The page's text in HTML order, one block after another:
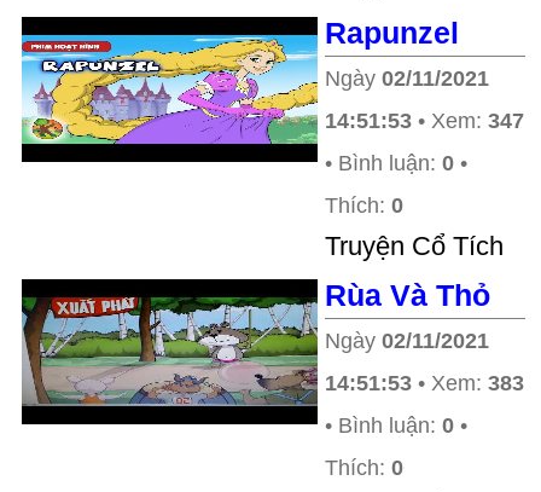
Rapunzel
Ngày 02/11/2021
14:51:53 • Xem: 347
• Bình luận: 0 •
Thích: 0
Truyện Cổ Tích
Rùa Và Thỏ
Ngày 02/11/2021
14:51:53 • Xem: 383
• Bình luận: 0 •
Thích: 0